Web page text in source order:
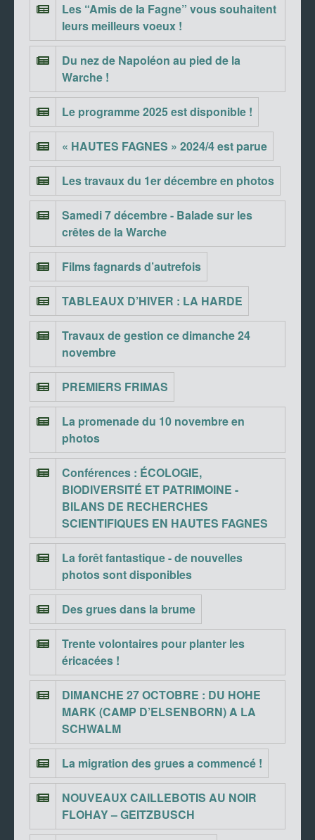
Les “Amis de la Fagne” vous souhaitent
leurs meilleurs voeux !
Du nez de Napoléon au pied de la
Warche !
Le programme 2025 est disponible !
« HAUTES FAGNES » 2024/4 est parue
Les travaux du 1er décembre en photos
Samedi 7 décembre - Balade sur les
crêtes de la Warche
Films fagnards d’autrefois
TABLEAUX D’HIVER : LA HARDE
Travaux de gestion ce dimanche 24
novembre
PREMIERS FRIMAS
La promenade du 10 novembre en
photos
Conférences : ÉCOLOGIE,
BIODIVERSITÉ ET PATRIMOINE -
BILANS DE RECHERCHES
SCIENTIFIQUES EN HAUTES FAGNES
La forêt fantastique - de nouvelles
photos sont disponibles
Des grues dans la brume
Trente volontaires pour planter les
éricacées !
DIMANCHE 27 OCTOBRE : DU HOHE
MARK (CAMP D’ELSENBORN) A LA
SCHWALM
La migration des grues a commencé !
NOUVEAUX CAILLEBOTIS AU NOIR
FLOHAY – GEITZBUSCH